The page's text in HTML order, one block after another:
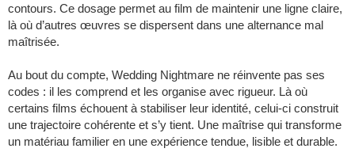
contours. Ce dosage permet au film de maintenir une ligne claire,
là où d’autres œuvres se dispersent dans une alternance mal
maîtrisée.
Au bout du compte, Wedding Nightmare ne réinvente pas ses
codes : il les comprend et les organise avec rigueur. Là où
certains films échouent à stabiliser leur identité, celui-ci construit
une trajectoire cohérente et s’y tient. Une maîtrise qui transforme
un matériau familier en une expérience tendue, lisible et durable.